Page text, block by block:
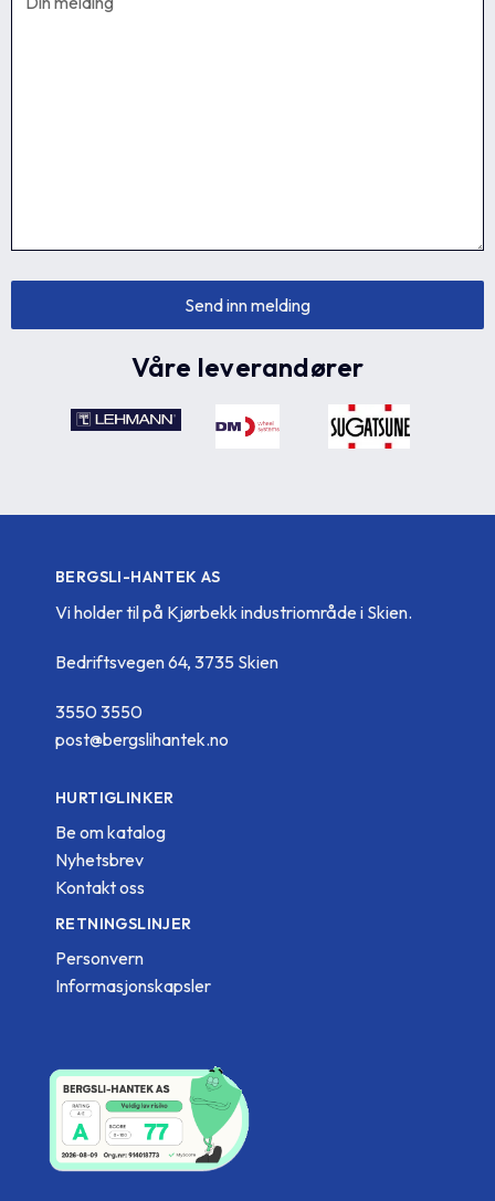
Våre leverandører
BERGSLI-HANTEK AS
Vi holder til på Kjørbekk industriområde i Skien.
Bedriftsvegen 64, 3735 Skien
3550 3550
post@bergslihantek.no
HURTIGLINKER
Be om katalog
Nyhetsbrev
Kontakt oss
RETNINGSLINJER
Personvern
Informasjonskapsler